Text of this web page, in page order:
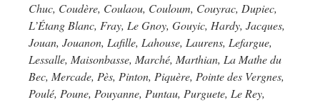
Chuc, Coudère, Coulaou, Couloum, Couyrac, Dupiec,
L’Étang Blanc, Fray, Le Gnoy, Gouyic, Hardy, Jacques,
Jouan, Jouanon, Lafille, Lahouse, Laurens, Lefargue,
Lessalle, Maisonbasse, Marché, Marthian, La Mathe du
Bec, Mercade, Pès, Pinton, Piquère, Pointe des Vergnes,
Poulé, Poune, Pouyanne, Puntau, Purguete, Le Rey,